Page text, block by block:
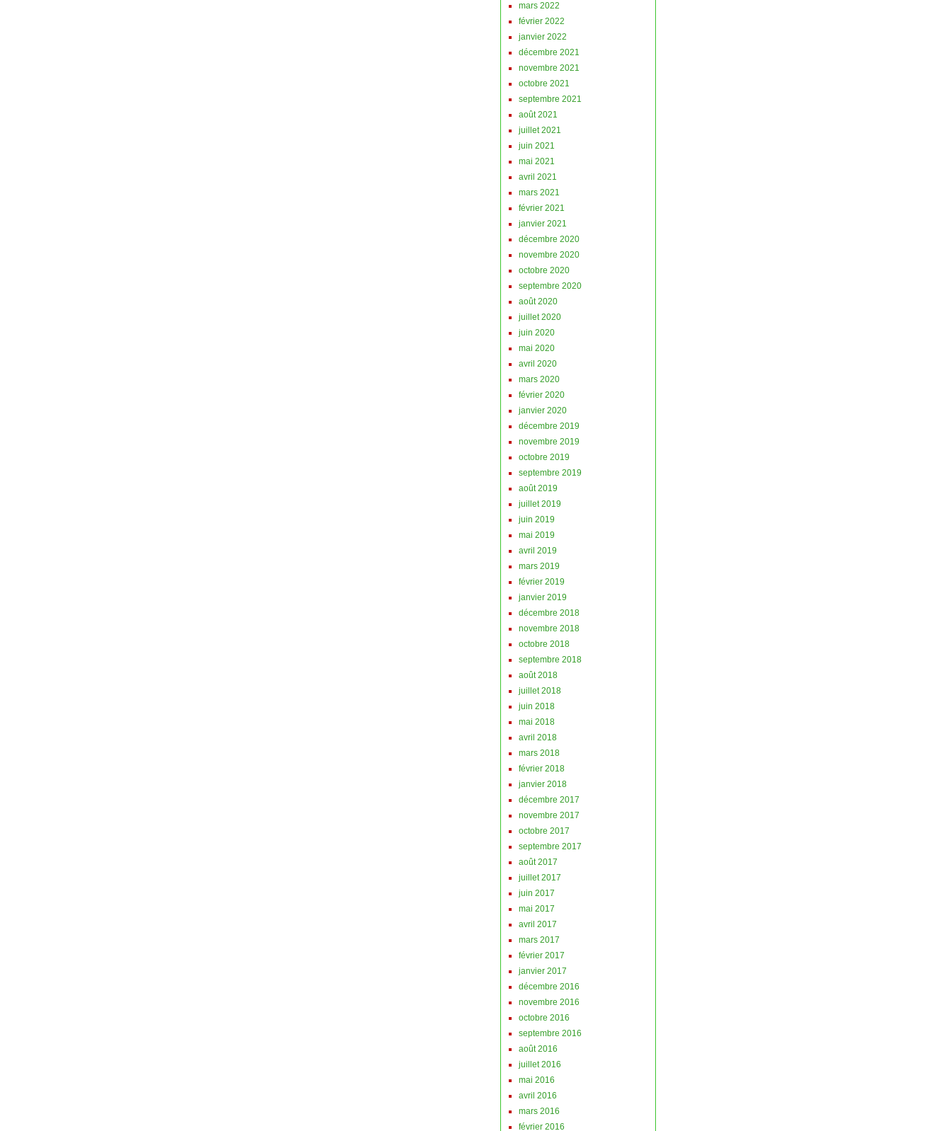
mars 2022
février 2022
janvier 2022
décembre 2021
novembre 2021
octobre 2021
septembre 2021
août 2021
juillet 2021
juin 2021
mai 2021
avril 2021
mars 2021
février 2021
janvier 2021
décembre 2020
novembre 2020
octobre 2020
septembre 2020
août 2020
juillet 2020
juin 2020
mai 2020
avril 2020
mars 2020
février 2020
janvier 2020
décembre 2019
novembre 2019
octobre 2019
septembre 2019
août 2019
juillet 2019
juin 2019
mai 2019
avril 2019
mars 2019
février 2019
janvier 2019
décembre 2018
novembre 2018
octobre 2018
septembre 2018
août 2018
juillet 2018
juin 2018
mai 2018
avril 2018
mars 2018
février 2018
janvier 2018
décembre 2017
novembre 2017
octobre 2017
septembre 2017
août 2017
juillet 2017
juin 2017
mai 2017
avril 2017
mars 2017
février 2017
janvier 2017
décembre 2016
novembre 2016
octobre 2016
septembre 2016
août 2016
juillet 2016
mai 2016
avril 2016
mars 2016
février 2016